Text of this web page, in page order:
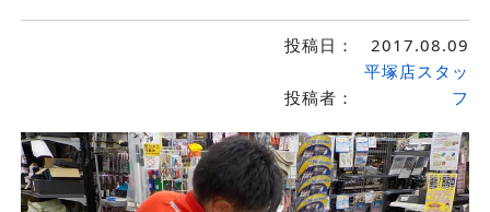
投稿日： 2017.08.09
投稿者：
平塚店スタッ
フ